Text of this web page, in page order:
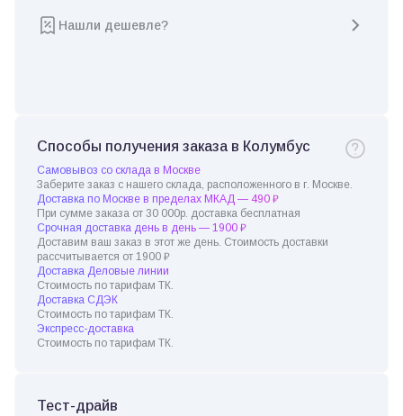
Нашли дешевле?
Способы получения заказа в Колумбус
Самовывоз со склада в Москве
Заберите заказ с нашего склада, расположенного в г. Москве.
Доставка по Москве в пределах МКАД — 490 ₽
При сумме заказа от 30 000р. доставка бесплатная
Срочная доставка день в день — 1900 ₽
Доставим ваш заказ в этот же день. Стоимость доставки
рассчитывается от 1900 ₽
Доставка Деловые линии
Стоимость по тарифам ТК.
Доставка СДЭК
Стоимость по тарифам ТК.
Экспресс-доставка
Стоимость по тарифам ТК.
Тест-драйв